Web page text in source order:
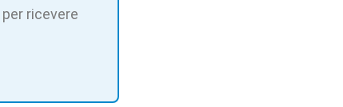
per ricevere